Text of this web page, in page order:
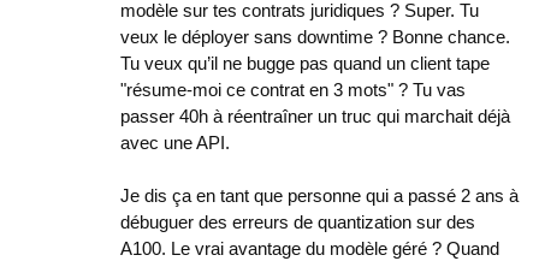
modèle sur tes contrats juridiques ? Super. Tu
veux le déployer sans downtime ? Bonne chance.
Tu veux qu’il ne bugge pas quand un client tape
"résume-moi ce contrat en 3 mots" ? Tu vas
passer 40h à réentraîner un truc qui marchait déjà
avec une API.
Je dis ça en tant que personne qui a passé 2 ans à
débuguer des erreurs de quantization sur des
A100. Le vrai avantage du modèle géré ? Quand